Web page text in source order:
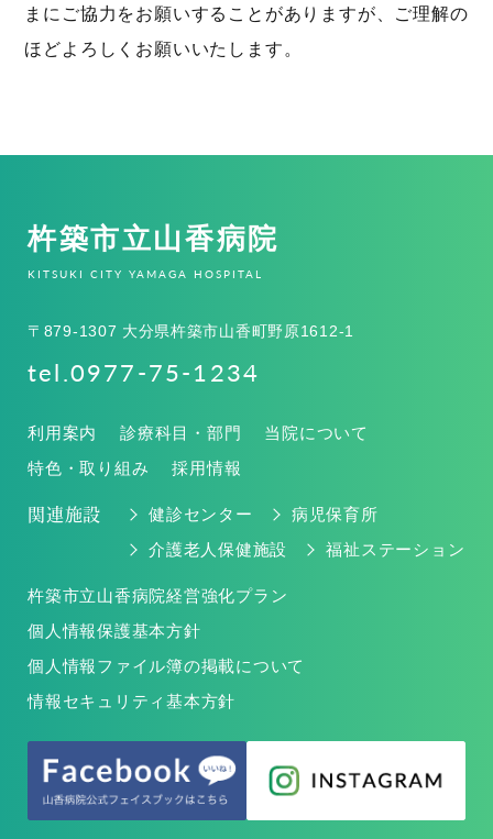
まにご協力をお願いすることがありますが、ご理解の
ほどよろしくお願いいたします。
杵築市立山香病院
KITSUKI CITY YAMAGA HOSPITAL
〒879-1307 大分県杵築市山香町野原1612-1
tel.0977-75-1234
利用案内 診療科目・部門
当院について
特色・取り組み
採用情報
関連施設 健診センター
病児保育所
介護老人保健施設
福祉ステーション
杵築市立山香病院経営強化プラン
個人情報保護基本方針
個人情報ファイル簿の掲載について
情報セキュリティ基本方針